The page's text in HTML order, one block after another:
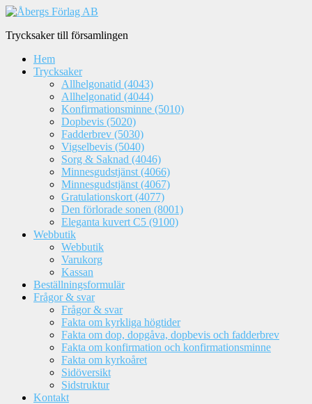
Trycksaker till församlingen
Hem
Trycksaker
Allhelgonatid (4043)
Allhelgonatid (4044)
Konfirmationsminne (5010)
Dopbevis (5020)
Fadderbrev (5030)
Vigselbevis (5040)
Sorg & Saknad (4046)
Minnesgudstjänst (4066)
Minnesgudstjänst (4067)
Gratulationskort (4077)
Den förlorade sonen (8001)
Eleganta kuvert C5 (9100)
Webbutik
Webbutik
Varukorg
Kassan
Beställningsformulär
Frågor & svar
Frågor & svar
Fakta om kyrkliga högtider
Fakta om dop, dopgåva, dopbevis och fadderbrev
Fakta om konfirmation och konfirmationsminne
Fakta om kyrkoåret
Sidöversikt
Sidstruktur
Kontakt